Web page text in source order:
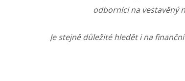
odborníci na vestavěný
Je stejně důležité hledět i na